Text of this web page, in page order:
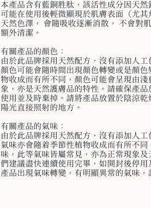
本產品含有藍銅胜肽，該活性成分因天
可能在使用後輕微顯現於肌膚表面（尤
天然色澤， 會隨吸收逐漸消散， 不會對
額外清潔。
有關產品的顏色：
由於此品牌採用天然配方，沒有添加人
顏色可能會隨時間出現顏色轉變或是顏
物收成而有所不同，顏色可能會呈現由
象，亦是天然護膚品的特性。請確保產
使用並及時棄掉。請將產品放置於陰涼
陽光直接照射的地方。
有關產品的氣味：
由於此品牌採用天然配方，沒有添加人
氣味亦會隨着季節性植物收成而有所不
味，此等氣味皆屬常見，亦為正常現象
們建議盡快連續使用完畢，如開封後停
產品出現氣味轉變，有明顯異常的氣味，